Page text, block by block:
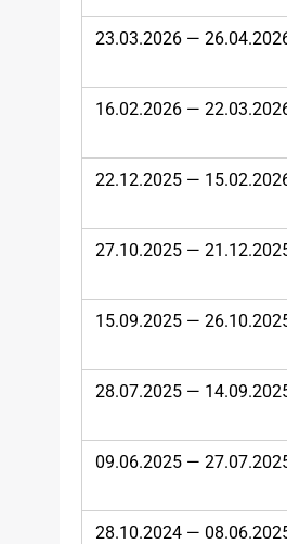
23.03.2026 —
16.02.2026 —
22.12.2025 —
27.10.2025 —
15.09.2025 —
28.07.2025 —
09.06.2025 —
28.10.2024 —